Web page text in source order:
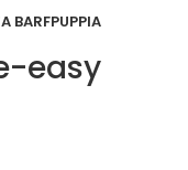
BARFPUPPIA
easy